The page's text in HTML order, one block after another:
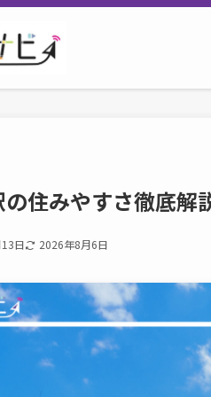
住みやすさ徹底解
日 2026年8月6日